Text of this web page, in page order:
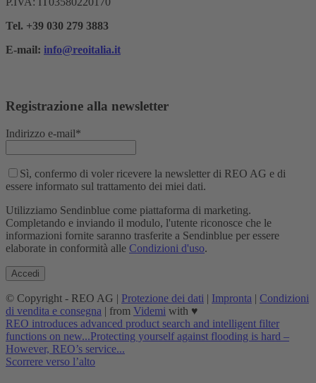
Tel. +39 030 279 3883
E-mail: info@reoitalia.it
Registrazione alla newsletter
Indirizzo e-mail*
Sì, confermo di voler ricevere la newsletter di REO AG e di
essere informato sul trattamento dei miei dati.
Utilizziamo Sendinblue come piattaforma di marketing.
Completando e inviando il modulo, l'utente riconosce che le
informazioni fornite saranno trasferite a Sendinblue per essere
elaborate in conformità alle Condizioni d'uso.
© Copyright - REO AG | Protezione dei dati | Impronta | Condizioni
di vendita e consegna | from Videmi with ♥︎
REO introduces advanced product search and intelligent filter
functions on new...Protecting yourself against flooding is hard –
However, REO’s service...
Scorrere verso l’alto